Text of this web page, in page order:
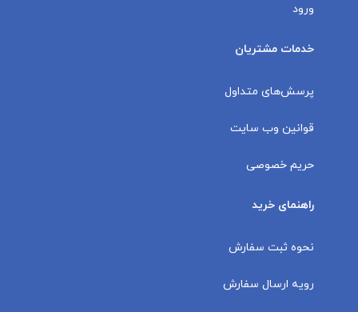
ورود
خدمات مشتریان
پرسش‌های متداول
قوانین وب سایت
حریم خصوصی
راهنمای خرید
نحوه ثبت سفارش
رویه ارسال سفارش